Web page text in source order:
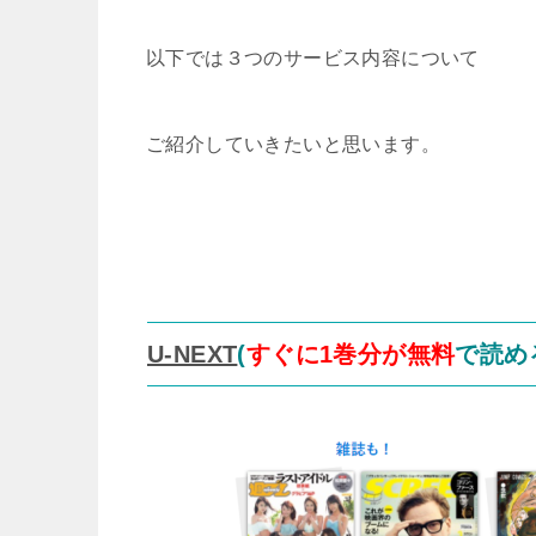
以下では３つのサービス内容について
ご紹介していきたいと思います。
U-NEXT(すぐに1巻分が無料で読め